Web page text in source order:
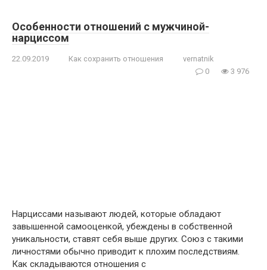
Особенности отношений с мужчиной-
нарциссом
22.09.2019 Как сохранить отношения
vernatnik
0
3 976
Нарциссами называют людей, которые обладают
завышенной самооценкой, убеждены в собственной
уникальности, ставят себя выше других. Союз с такими
личностями обычно приводит к плохим последствиям.
Как складываются отношения с